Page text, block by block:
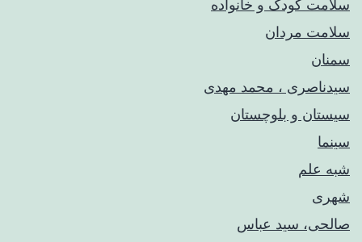
سلامت کودک‌ و خانواده
سلامت مردان
سمنان
سیدناصری ، محمد مهدی
سیستان و بلوچستان
سینما
شبه علم
شهری
صالحی، سید عباس